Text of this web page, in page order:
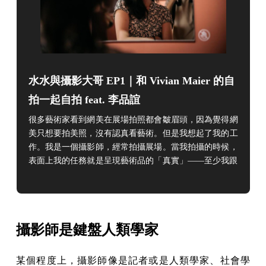
水水與攝影大哥 EP1｜和 Vivian Maier 的自
拍一起自拍 feat. 李品誼
很多藝術家看到網美在展場拍照都會皺眉頭，因為覺得網
美只想要拍美照，沒有認真看藝術。但是我想起了我的工
作。我是一個攝影師，經常拍攝展場。當我拍攝的時候，
表面上我的任務就是呈現藝術品的「真實」——至少我跟
攝影師是鍵盤人類學家
某個程度上，攝影師像是記者或是人類學家、社會學